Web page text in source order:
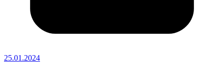
25.01.2024